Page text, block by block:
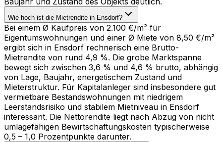
Wie hoch ist die Mietrendite in Ensdorf?
Bei einem Ø Kaufpreis von 2.100 €/m² für
Eigentumswohnungen und einer Ø Miete von 8,50 €/m²
ergibt sich in Ensdorf rechnerisch eine Brutto-
Mietrendite von rund 4,9 %. Die grobe Marktspanne
bewegt sich zwischen 3,6 % und 4,6 % brutto, abhängig
von Lage, Baujahr, energetischem Zustand und
Mieterstruktur. Für Kapitalanleger sind insbesondere gut
vermietbare Bestandswohnungen mit niedrigem
Leerstandsrisiko und stabilem Mietniveau in Ensdorf
interessant. Die Nettorendite liegt nach Abzug von nicht
umlagefähigen Bewirtschaftungskosten typischerweise
0,5 – 1,0 Prozentpunkte darunter.